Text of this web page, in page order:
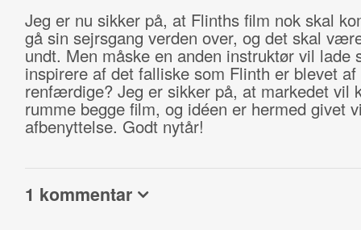
Jeg er nu sikker på, at Flinths film nok skal
gå sin sejrsgang verden over, og det skal
undt. Men måske en anden instruktør vil lade
inspirere af det falliske som Flinth er blevet af
renfærdige? Jeg er sikker på, at markedet vil
rumme begge film, og idéen er hermed givet
afbenyttelse. Godt nytår!
1 kommentar